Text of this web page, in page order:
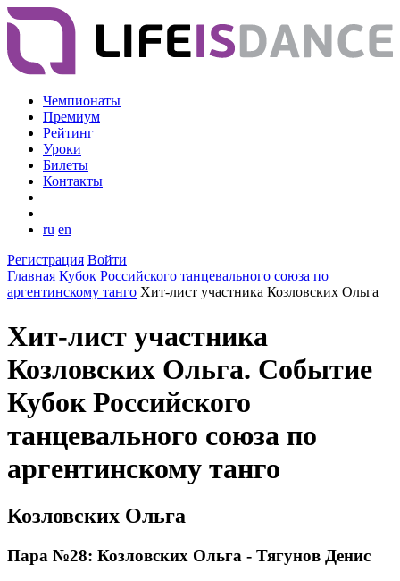
Чемпионаты
Премиум
Рейтинг
Уроки
Билеты
Контакты
ru en
Регистрация Войти
Главная Кубок Российского танцевального союза по
аргентинскому танго Хит-лист участника Козловских Ольга
Хит-лист участника
Козловских Ольга. Событие
Кубок Российского
танцевального союза по
аргентинскому танго
Козловских Ольга
Пара №28: Козловских Ольга - Тягунов Денис